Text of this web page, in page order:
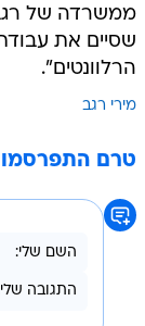
ממשרדה של
שסיים את
הרלוונטים".
מירי רגב
טרם התפרסמו